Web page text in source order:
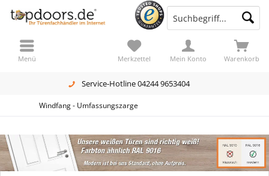
Service-Hotline 04244 9653404
Warenkorb
Merkzettel Mein Konto
Menü
Windfang - Umfassungszarge